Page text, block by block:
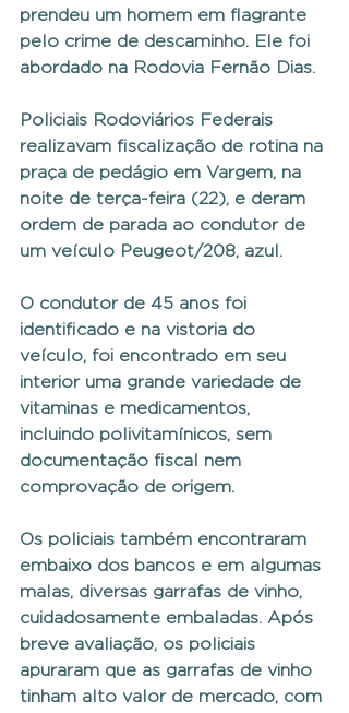
prendeu um homem em flagrante
pelo crime de descaminho. Ele foi
abordado na Rodovia Fernão Dias.
Policiais Rodoviários Federais
realizavam fiscalização de rotina na
praça de pedágio em Vargem, na
noite de terça-feira (22), e deram
ordem de parada ao condutor de
um veículo Peugeot/208, azul.
O condutor de 45 anos foi
identificado e na vistoria do
veículo, foi encontrado em seu
interior uma grande variedade de
vitaminas e medicamentos,
incluindo polivitamínicos, sem
documentação fiscal nem
comprovação de origem.
Os policiais também encontraram
embaixo dos bancos e em algumas
malas, diversas garrafas de vinho,
cuidadosamente embaladas. Após
breve avaliação, os policiais
apuraram que as garrafas de vinho
tinham alto valor de mercado, com